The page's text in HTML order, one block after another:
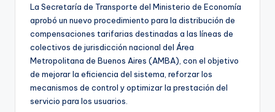
La Secretaría de Transporte del Ministerio de Economía
aprobó un nuevo procedimiento para la distribución de
compensaciones tarifarias destinadas a las líneas de
colectivos de jurisdicción nacional del Área
Metropolitana de Buenos Aires (AMBA), con el objetivo
de mejorar la eficiencia del sistema, reforzar los
mecanismos de control y optimizar la prestación del
servicio para los usuarios.